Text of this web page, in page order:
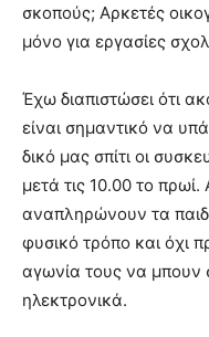
σκοπούς; Αρκετές
μόνο για εργασίες
Έχω διαπιστώσει ότι
είναι σημαντικό να
δικό μας σπίτι οι
μετά τις 10.00 το πρωί.
αναπληρώνουν τα
φυσικό τρόπο και όχι
αγωνία τους να μπουν
ηλεκτρονικά.